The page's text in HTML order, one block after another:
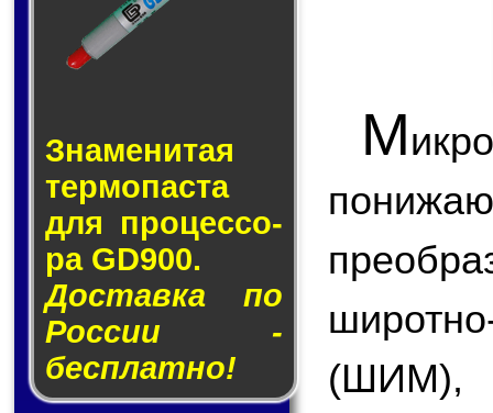
Знаменитая
тер­мо­пас­та
для про­цес­со­
ра GD900.
Доставка по
России -
бесплатно!
М
(ШИМ),